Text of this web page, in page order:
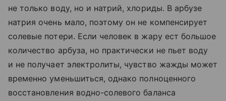
не только воду, но и натрий, хлориды. В арбузе
натрия очень мало, поэтому он не компенсирует
солевые потери. Если человек в жару ест большое
количество арбуза, но практически не пьет воду
и не получает электролиты, чувство жажды может
временно уменьшиться, однако полноценного
восстановления водно-солевого баланса